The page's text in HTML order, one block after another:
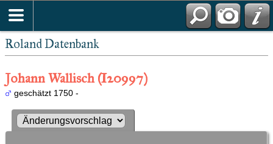
Roland Datenbank
Johann Wallisch (I20997)
geschätzt 1750 -